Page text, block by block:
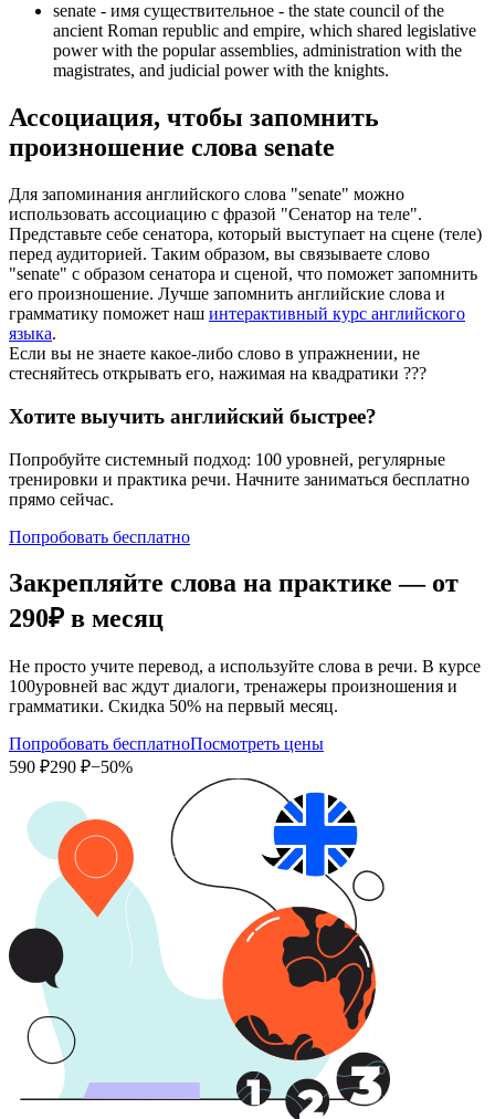
senate - имя существительное - the state council of the
ancient Roman republic and empire, which shared legislative
power with the popular assemblies, administration with the
magistrates, and judicial power with the knights.
Ассоциация, чтобы запомнить
произношение слова senate
Для запоминания английского слова "senate" можно
использовать ассоциацию с фразой "Сенатор на теле".
Представьте себе сенатора, который выступает на сцене (теле)
перед аудиторией. Таким образом, вы связываете слово
"senate" с образом сенатора и сценой, что поможет запомнить
его произношение. Лучше запомнить английские слова и
грамматику поможет наш интерактивный курс английского
языка.
Если вы не знаете какое-либо слово в упражнении, не
стесняйтесь открывать его, нажимая на квадратики ???
Хотите выучить английский быстрее?
Попробуйте системный подход: 100 уровней, регулярные
тренировки и практика речи. Начните заниматься бесплатно
прямо сейчас.
Попробовать бесплатно
Закрепляйте слова на практике — от
290₽ в месяц
Не просто учите перевод, а используйте слова в речи. В курсе
100уровней вас ждут диалоги, тренажеры произношения и
грамматики. Скидка 50% на первый месяц.
Попробовать бесплатноПосмотреть цены
590 ₽290 ₽−50%